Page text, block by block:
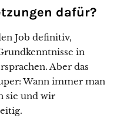
dafür?
Job definitiv,
in
Aber das
Wann immer man
sie und wir